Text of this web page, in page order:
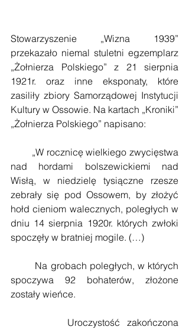
Stowarzyszenie „Wizna 1939”
przekazało niemal stuletni egzemplarz
„Żołnierza Polskiego” z 21 sierpnia
1921r. oraz inne eksponaty, które
zasiliły zbiory Samorządowej Instytucji
Kultury w Ossowie. Na kartach „Kroniki”
„Żołnierza Polskiego” napisano:
nad hordami bolszewickiemi nad
Wisłą, w niedzielę tysiączne rzesze
zebrały się pod Ossowem, by złożyć
hołd cieniom walecznych, poległych w
dniu 14 sierpnia 1920r. których zwłoki
spoczęły w bratniej mogile. (…)
spoczywa 92 bohaterów, złożone
zostały wieńce.